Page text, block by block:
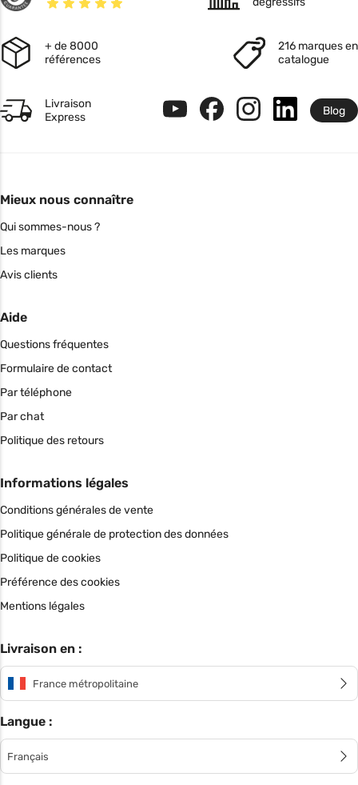
+ de 8000
références
216 marques en
catalogue
Livraison
Express
Blog
Mieux nous connaître
Qui sommes-nous ?
Les marques
Avis clients
Aide
Questions fréquentes
Formulaire de contact
Par téléphone
Par chat
Politique des retours
Informations légales
Conditions générales de vente
Politique générale de protection des données
Politique de cookies
Préférence des cookies
Mentions légales
Livraison en :
France métropolitaine
Langue :
Français